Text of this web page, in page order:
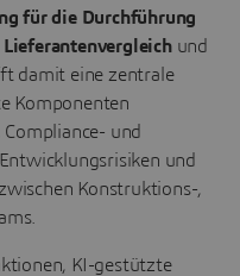
für die Durchführung
Lieferantenvergleichund
damit eine zentrale
Komponenten
und
und
Konstruktions-,
KI-gestützte